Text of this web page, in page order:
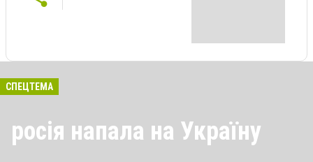
СПЕЦТЕМА
росія напала на Україну